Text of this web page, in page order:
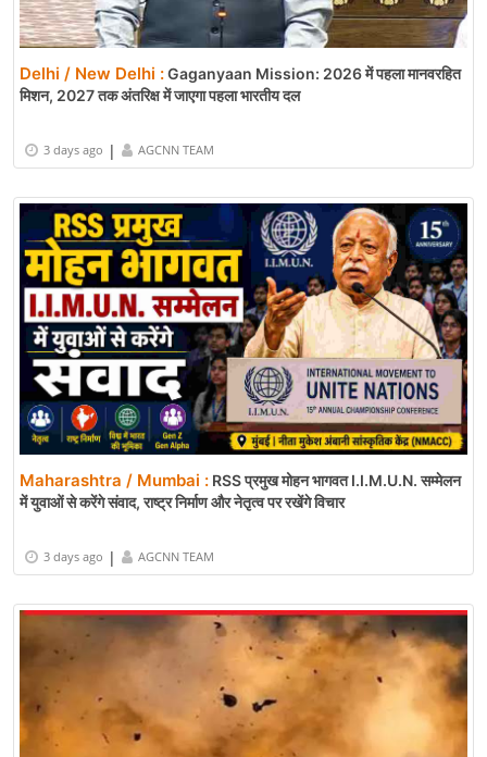
Delhi / New Delhi :Gaganyaan Mission: 2026 में पहला मानवरहित
मिशन, 2027 तक अंतरिक्ष में जाएगा पहला भारतीय दल
3 days ago | AGCNN TEAM
Maharashtra / Mumbai : RSS प्रमुख मोहन भागवत I.I.M.U.N. सम्मेलन
में युवाओं से करेंगे संवाद, राष्ट्र निर्माण और नेतृत्व पर रखेंगे विचार
3 days ago | AGCNN TEAM